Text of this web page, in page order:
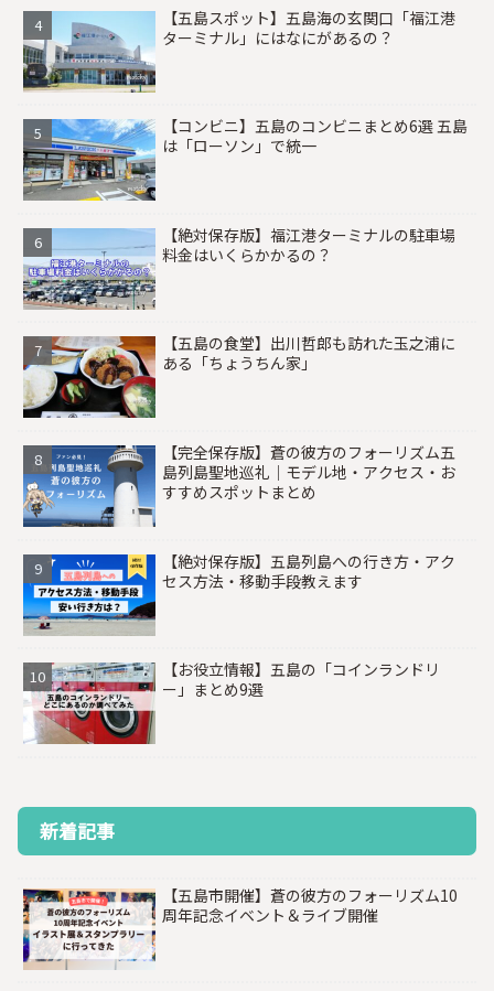
【五島スポット】五島海の玄関口「福江港
ターミナル」にはなにがあるの？
【コンビニ】五島のコンビニまとめ6選 五島
は「ローソン」で統一
【絶対保存版】福江港ターミナルの駐車場
料金はいくらかかるの？
【五島の食堂】出川哲郎も訪れた玉之浦に
ある「ちょうちん家」
【完全保存版】蒼の彼方のフォーリズム五
島列島聖地巡礼｜モデル地・アクセス・お
すすめスポットまとめ
【絶対保存版】五島列島への行き方・アク
セス方法・移動手段教えます
【お役立情報】五島の「コインランドリ
ー」まとめ9選
新着記事
【五島市開催】蒼の彼方のフォーリズム10
周年記念イベント＆ライブ開催